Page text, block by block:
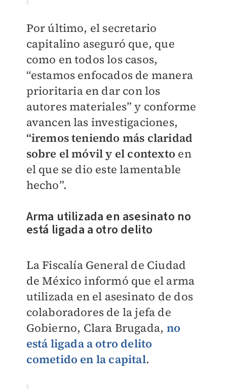
Por último, el secretario
capitalino aseguró que, que
como en todos los casos,
“estamos enfocados de manera
prioritaria en dar con los
autores materiales” y conforme
avancen las investigaciones,
“iremos teniendo más claridad
sobre el móvil y el contexto en
el que se dio este lamentable
hecho”.
Arma utilizada en asesinato no
está ligada a otro delito
La Fiscalía General de Ciudad
de México informó que el arma
utilizada en el asesinato de dos
colaboradores de la jefa de
Gobierno, Clara Brugada, no
está ligada a otro delito
cometido en la capital.